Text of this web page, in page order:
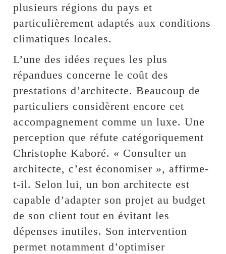
plusieurs régions du pays et
particulièrement adaptés aux conditions
climatiques locales.
L’une des idées reçues les plus
répandues concerne le coût des
prestations d’architecte. Beaucoup de
particuliers considèrent encore cet
accompagnement comme un luxe. Une
perception que réfute catégoriquement
Christophe Kaboré. « Consulter un
architecte, c’est économiser », affirme-
t-il. Selon lui, un bon architecte est
capable d’adapter son projet au budget
de son client tout en évitant les
dépenses inutiles. Son intervention
permet notamment d’optimiser